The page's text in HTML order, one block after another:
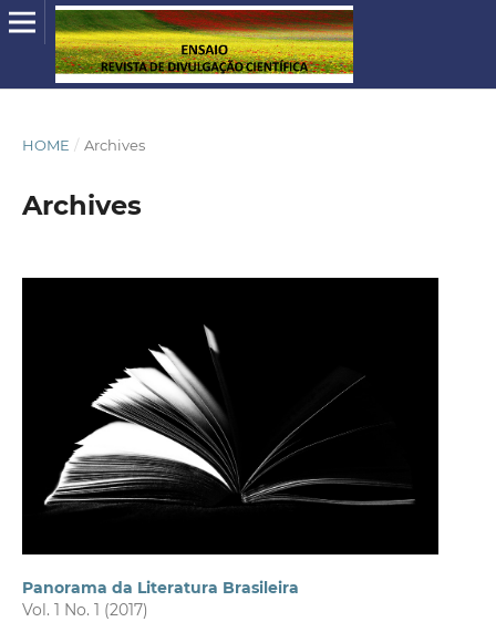
HOME / Archives
Archives
Panorama da Literatura Brasileira
Vol. 1 No. 1 (2017)